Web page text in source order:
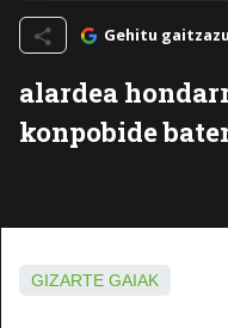
Gehitu
alardea
konpobide
GIZARTE GAIAK